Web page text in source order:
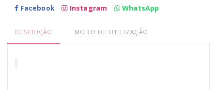
Facebook
Instagram WhatsApp
DESCRIÇÃO MODO DE UTILIZAÇÃO